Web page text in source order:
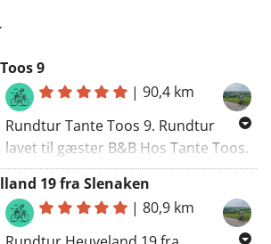
9
|90,4 km
Rundtur Tante Toos 9. Rundtur
lavet til gæster B&B Hos Tante Toos.
Stigninger: Klaasvelderweg Lemiers
1700 m., maks. 4.0%. Pas fra
Wolfhaag Vaals 1.900 m., maks.
10,0%. Rue de Moresnet Moresnet-
19 fra Slenaken
|80,9 km